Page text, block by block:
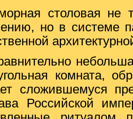
столовая не
но в системе
комната,
сложившемуся
Российской